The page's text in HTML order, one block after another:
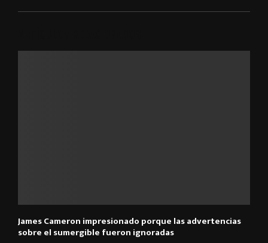
James Cameron impresionado porque las advertencias
sobre el sumergible fueron ignoradas